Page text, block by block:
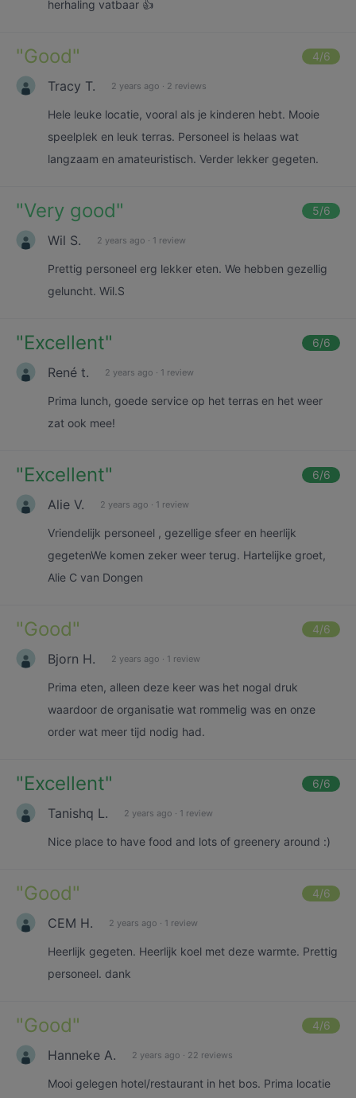
herhaling vatbaar 👍
"Good" 4/6
Tracy T. 2 years ago · 2 reviews
Hele leuke locatie, vooral als je kinderen hebt. Mooie
speelplek en leuk terras. Personeel is helaas wat
langzaam en amateuristisch. Verder lekker gegeten.
"Very good" 5/6
Wil S. 2 years ago · 1 review
Prettig personeel erg lekker eten. We hebben gezellig
geluncht. Wil.S
"Excellent" 6/6
René t. 2 years ago · 1 review
Prima lunch, goede service op het terras en het weer
zat ook mee!
"Excellent" 6/6
Alie V. 2 years ago · 1 review
Vriendelijk personeel , gezellige sfeer en heerlijk
gegetenWe komen zeker weer terug. Hartelijke groet,
Alie C van Dongen
"Good" 4/6
Bjorn H. 2 years ago · 1 review
Prima eten, alleen deze keer was het nogal druk
waardoor de organisatie wat rommelig was en onze
order wat meer tijd nodig had.
"Excellent" 6/6
Tanishq L. 2 years ago · 1 review
Nice place to have food and lots of greenery around :)
"Good" 4/6
CEM H. 2 years ago · 1 review
Heerlijk gegeten. Heerlijk koel met deze warmte. Prettig
personeel. dank
"Good" 4/6
Hanneke A. 2 years ago · 22 reviews
Mooi gelegen hotel/restaurant in het bos. Prima locatie